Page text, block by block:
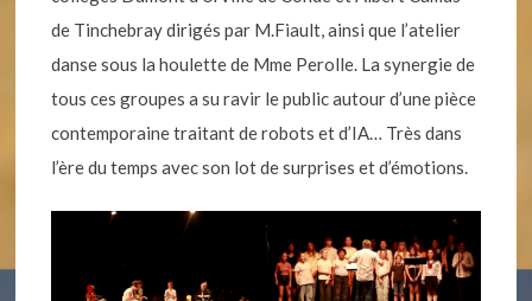
de Tinchebray dirigés par M.Fiault, ainsi que l’atelier
danse sous la houlette de Mme Perolle. La synergie de
tous ces groupes a su ravir le public autour d’une pièce
contemporaine traitant de robots et d’IA… Très dans
l’ère du temps avec son lot de surprises et d’émotions.